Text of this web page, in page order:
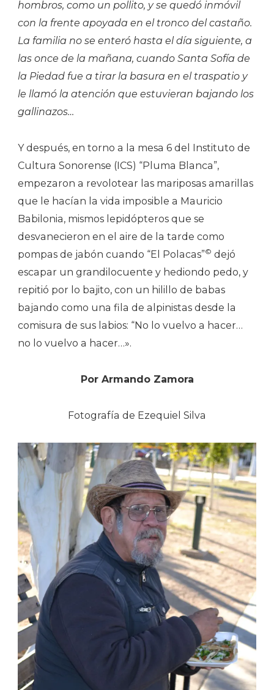
hombros, como un pollito, y se quedó inmóvil
con la frente apoyada en el tronco del castaño.
La familia no se enteró hasta el día siguiente, a
las once de la mañana, cuando Santa Sofía de
la Piedad fue a tirar la basura en el traspatio y
le llamó la atención que estuvieran bajando los
gallinazos…
Y después, en torno a la mesa 6 del Instituto de
Cultura Sonorense (ICS) “Pluma Blanca”,
empezaron a revolotear las mariposas amarillas
que le hacían la vida imposible a Mauricio
Babilonia, mismos lepidópteros que se
desvanecieron en el aire de la tarde como
pompas de jabón cuando “El Polacas”© dejó
escapar un grandilocuente y hediondo pedo, y
repitió por lo bajito, con un hilillo de babas
bajando como una fila de alpinistas desde la
comisura de sus labios: “No lo vuelvo a hacer…
no lo vuelvo a hacer…».
Por Armando Zamora
Fotografía de Ezequiel Silva